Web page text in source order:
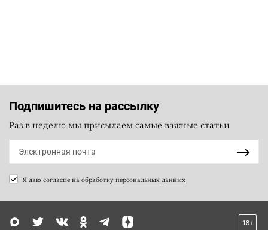
Подпишитесь на рассылку
Раз в неделю мы присылаем самые важные статьи
Я даю согласие на обработку персональных данных
18+